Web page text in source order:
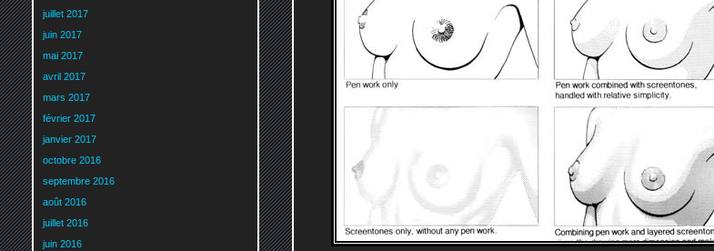
juillet 2017
juin 2017
mai 2017
avril 2017
mars 2017
février 2017
janvier 2017
octobre 2016
septembre 2016
août 2016
juillet 2016
juin 2016